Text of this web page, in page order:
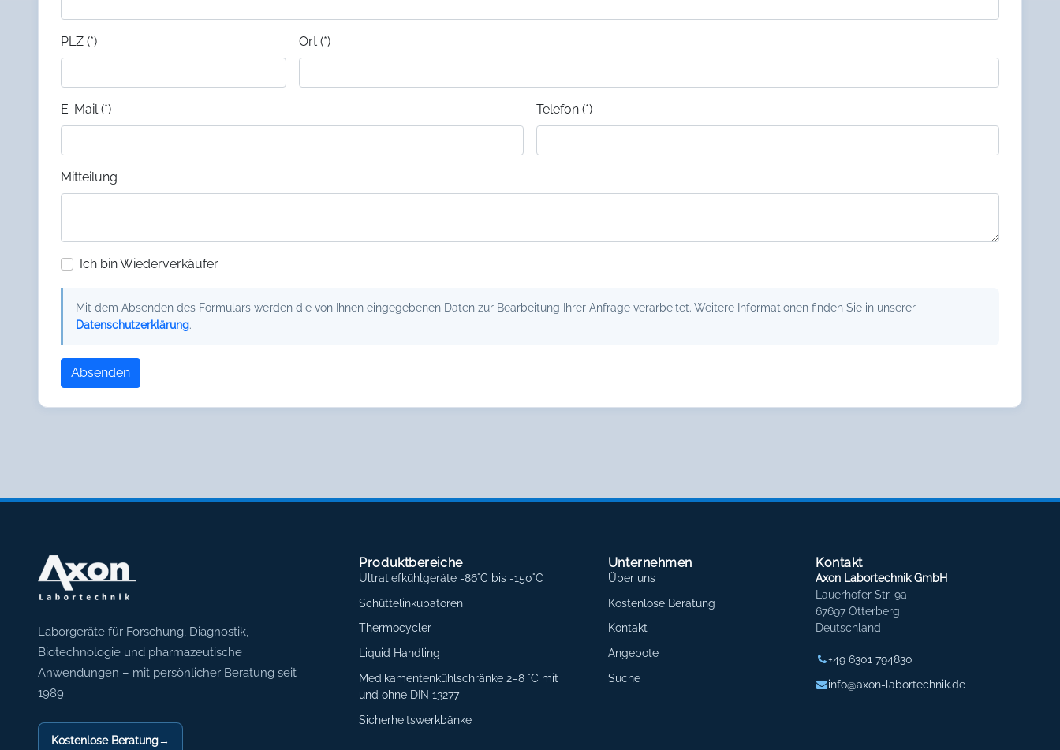
PLZ (*) Ort (*)
E-Mail (*) Telefon (*)
Mitteilung
Ich bin Wiederverkäufer.
Mit dem Absenden des Formulars werden die von Ihnen eingegebenen Daten zur Bearbeitung Ihrer Anfrage verarbeitet. Weitere Informationen finden Sie in unserer
Datenschutzerklärung.
Absenden
Axon Labortechnik
Laborgeräte für Forschung, Diagnostik,
Biotechnologie und pharmazeutische
Anwendungen – mit persönlicher Beratung seit
1989.
Kostenlose Beratung→
Produktbereiche
Ultratiefkühlgeräte -86°C bis -150°C
Schüttelinkubatoren
Thermocycler
Liquid Handling
Medikamentenkühlschränke 2–8 °C mit
und ohne DIN 13277
Sicherheitswerkbänke
Unternehmen
Über uns
Kostenlose Beratung
Kontakt
Angebote
Suche
Kontakt
Axon Labortechnik GmbH
Lauerhöfer Str. 9a
67697 Otterberg
Deutschland
+49 6301 794830
info@axon-labortechnik.de